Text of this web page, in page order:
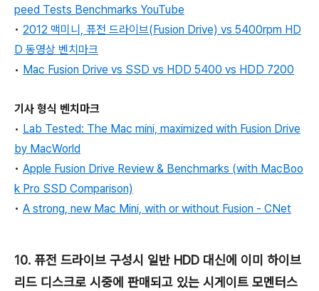
peed Tests Benchmarks YouTube
• 2012 맥미니, 퓨전 드라이브(Fusion Drive) vs 5400rpm HD
D 동영상 벤치마크
• Mac Fusion Drive vs SSD vs HDD 5400 vs HDD 7200
기사 형식 벤치마크
• Lab Tested: The Mac mini, maximized with Fusion Drive
by MacWorld
• Apple Fusion Drive Review & Benchmarks (with MacBoo
k Pro SSD Comparison)
• A strong, new Mac Mini, with or without Fusion - CNet
10. 퓨전 드라이브 구성시 일반 HDD 대신에 이미 하이브
리드 디스크로 시중에 판매되고 있는 시게이트 모멘터스